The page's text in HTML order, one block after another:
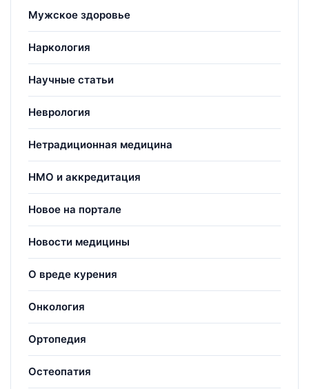
Мужское здоровье
Наркология
Научные статьи
Неврология
Нетрадиционная медицина
НМО и аккредитация
Новое на портале
Новости медицины
О вреде курения
Онкология
Ортопедия
Остеопатия